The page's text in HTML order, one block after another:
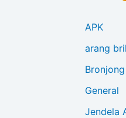
APK
arang
General
Jendela